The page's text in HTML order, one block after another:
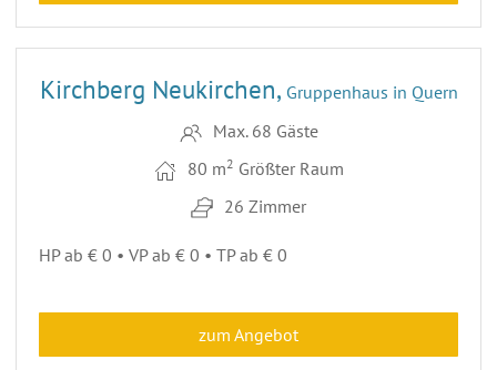
19
Kirchberg Neukirchen, Gruppenhaus in Quern
Max. 68 Gäste
80 m2 Größter Raum
26 Zimmer
HP ab € 0 • VP ab € 0 • TP ab € 0
zum Angebot